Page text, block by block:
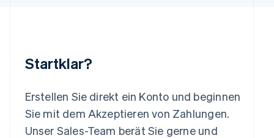
Startklar?
Erstellen Sie direkt ein Konto und beginnen
Sie mit dem Akzeptieren von Zahlungen.
Unser Sales-Team berät Sie gerne und
English
Español English
Neuseeland
English
Niederlande